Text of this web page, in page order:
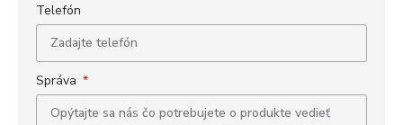
Telefón
Správa